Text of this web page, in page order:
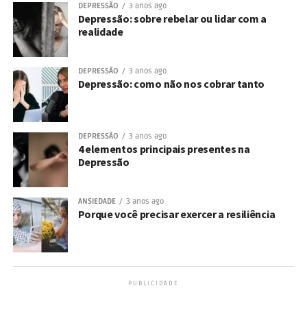
DEPRESSÃO 3 anos ago
Depressão: sobre rebelar ou lidar com a
realidade
DEPRESSÃO 3 anos ago
Depressão: como não nos cobrar tanto
DEPRESSÃO 3 anos ago
4 elementos principais presentes na
Depressão
ANSIEDADE 3 anos ago
Porque você precisar exercer a resiliência
PUBLICIDADE